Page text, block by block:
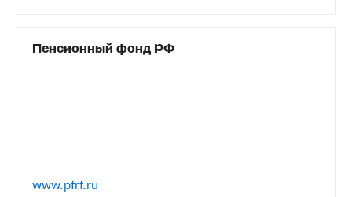
Пенсионный фонд РФ
www.pfrf.ru